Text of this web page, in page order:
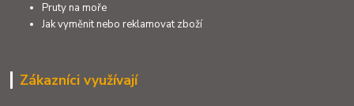
Pruty na moře
Jak vyměnit nebo reklamovat zboží
Zákazníci využívají